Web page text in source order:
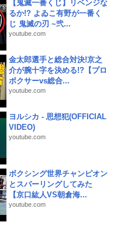
【鬼滅一番くじ】リベンジな
るか!? よゐこ有野が一番く
じ 鬼滅の刃 ~弐...
youtube.com
金太郎選手と総合対決!京之
介が腕十字を決める!?【プロ
ボクサーvs総合...
youtube.com
ヨルシカ - 思想犯(OFFICIAL
VIDEO)
youtube.com
ボクシング世界チャンピオン
とスパーリングしてみた
【京口紘人VS朝倉海...
youtube.com